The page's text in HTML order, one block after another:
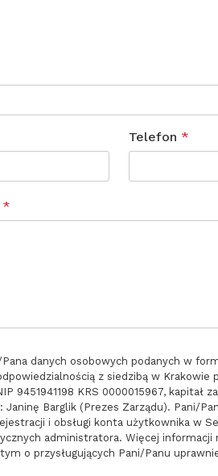
Telefon *
*
danych osobowych podanych w
z siedzibą w
9451941198 KRS 0000015967, kapitał
Janinę Barglik (Prezes Zarządu). Pani/
i obsługi konta użytkownika w
administratora. Więcej informacji
o przysługujących Pani/Panu